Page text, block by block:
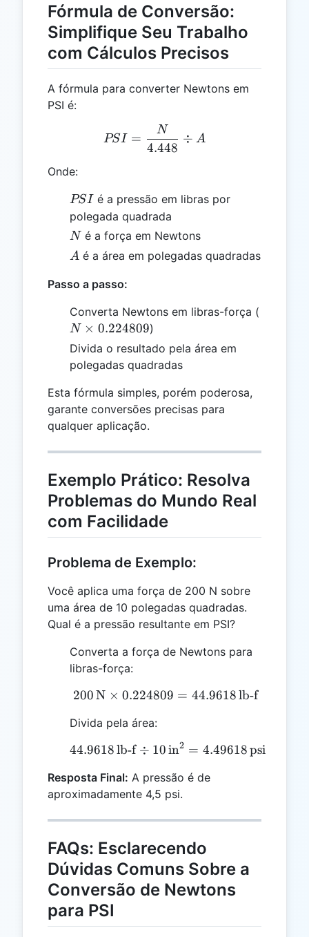
Fórmula de Conversão:
Simplifique Seu Trabalho
com Cálculos Precisos
A fórmula para converter Newtons em
PSI é:
PSI = \frac{N}{4.448}
PSI =
4.448
N
÷ A
Onde:
PSI
PSIé a pressão em libras por
polegada quadrada
N
N é a força em Newtons
A
A é a área em polegadas quadradas
Passo a passo:
Converta Newtons em libras-força (
N × 0.224809)
Divida o resultado pela área em
polegadas quadradas
Esta fórmula simples, porém poderosa,
garante conversões precisas para
qualquer aplicação.
Exemplo Prático: Resolva
Problemas do Mundo Real
com Facilidade
Problema de Exemplo:
Você aplica uma força de 200 N sobre
uma área de 10 polegadas quadradas.
Qual é a pressão resultante em PSI?
Converta a força de Newtons para
libras-força:
200 \, \text{N} \times
200N × 0.224809 = 44.9618lb-f
Divida pela área:
44.9618 \, \text{lb-f}
44.9618lb-f ÷ 10in2 = 4.49618psi
Resposta Final: A pressão é de
aproximadamente 4,5 psi.
FAQs: Esclarecendo
Dúvidas Comuns Sobre a
Conversão de Newtons
para PSI